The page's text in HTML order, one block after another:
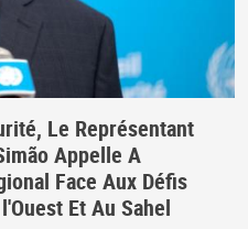
Le Représentant
Appelle A
Face Aux Défis
Et Au Sahel